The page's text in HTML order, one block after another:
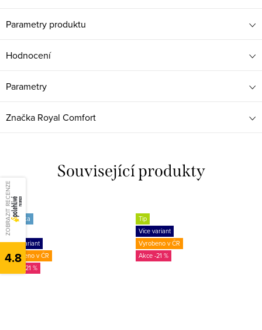
Parametry produktu
Hodnocení
Parametry
Značka Royal Comfort
Související produkty
Novinka
Tip
Více variant
Vyrobeno v ČR
-21 %
Tip
Více variant
Vyrobeno v ČR
-21 %
ZOBRAZIT RECENZE
4.8